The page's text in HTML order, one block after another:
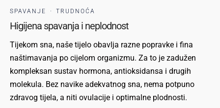
SPAVANJE · TRUDNOĆA
Higijena spavanja i neplodnost
Tijekom sna, naše tijelo obavlja razne popravke i fina
naštimavanja po cijelom organizmu. Za to je zadužen
kompleksan sustav hormona, antioksidansa i drugih
molekula. Bez navike adekvatnog sna, nema potpuno
zdravog tijela, a niti ovulacije i optimalne plodnosti.